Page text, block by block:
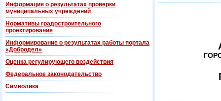
Информация о результатах проверки
муниципальных учреждений
Нормативы градостроительного
проектирования
Информирование о результатах работы портала
«Добродел»
Оценка регулирующего воздействия
Федеральнoe законодательство
Символика